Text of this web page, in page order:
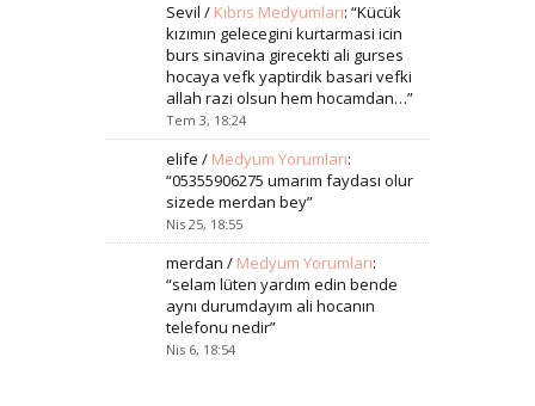
Sevil / Kıbrıs Medyumları: “Kücük
kızımın gelecegini kurtarmasi icin
burs sinavina girecekti ali gurses
hocaya vefk yaptirdik basari vefki
allah razi olsun hem hocamdan…”
Tem 3, 18:24
elife / Medyum Yorumları:
“05355906275 umarım faydası olur
sizede merdan bey”
Nis 25, 18:55
merdan / Medyum Yorumları:
“selam lüten yardım edin bende
aynı durumdayım ali hocanın
telefonu nedir”
Nis 6, 18:54